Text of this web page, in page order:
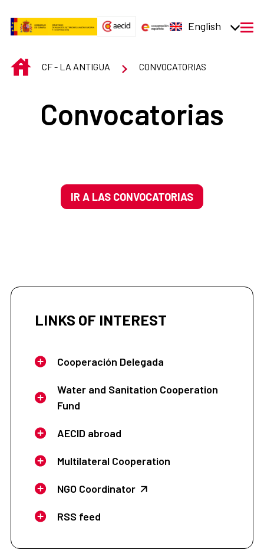
English
INICIOCF - LA ANTIGUA CONVOCATORIAS
Convocatorias
IR A LAS CONVOCATORIAS
LINKS OF INTEREST
Cooperación Delegada
Water and Sanitation Cooperation
Fund
AECID abroad
Multilateral Cooperation
NGO Coordinator
RSS feed